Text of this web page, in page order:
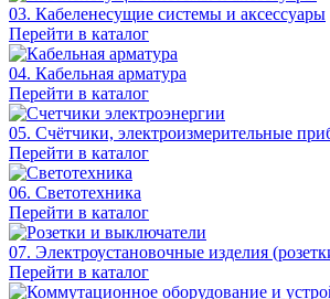
03. Кабеленесущие системы и аксессуары
Перейти в каталог
04. Кабельная арматура
Перейти в каталог
05. Счётчики, электроизмерительные
Перейти в каталог
06. Светотехника
Перейти в каталог
07. Электроустановочные изделия
Перейти в каталог